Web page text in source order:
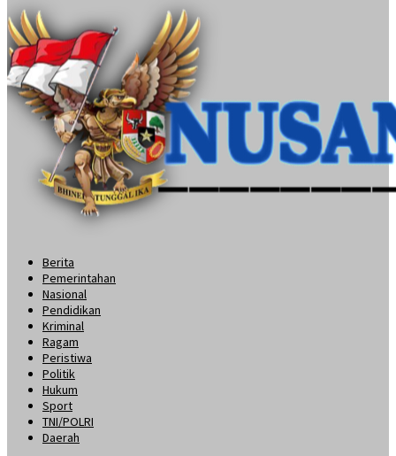
Berita
Pemerintahan
Nasional
Pendidikan
Kriminal
Ragam
Peristiwa
Politik
Hukum
Sport
TNI/POLRI
Daerah